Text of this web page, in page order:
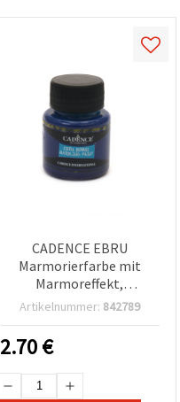
CADENCE EBRU
Marmorierfarbe mit
Marmoreffekt,
Dunkelblau 855, 45 ml –
Marmoriertechniken
Artikelnummer: 842789
2.70€